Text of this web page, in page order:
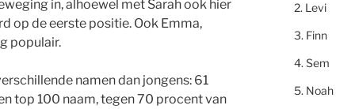
in, alhoewel met Sarah ook hier
op de eerste positie. Ook Emma,
populair.
namen dan jongens: 61
top 100 naam, tegen 70 procent van
Levi
Finn
Sem
Noah